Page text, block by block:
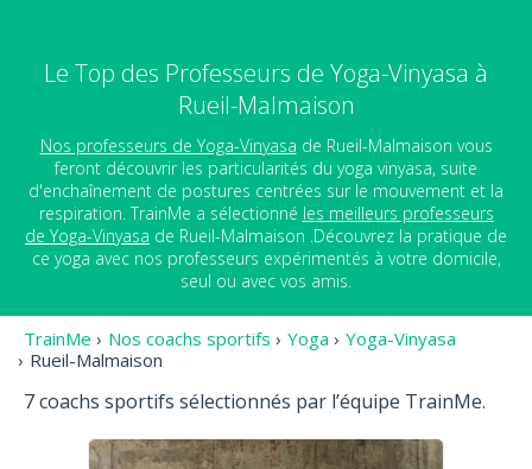
Le Top des Professeurs de Yoga-Vinyasa à
Rueil-Malmaison
Nos professeurs de Yoga-Vinyasa de Rueil-Malmaison vous
feront découvrir les particularités du yoga vinyasa, suite
d'enchaînement de postures centrées sur le mouvement et la
respiration. TrainMe a sélectionné les meilleurs professeurs
de Yoga-Vinyasa de Rueil-Malmaison .Découvrez la pratique de
ce yoga avec nos professeurs expérimentés à votre domicile,
seul ou avec vos amis.
TrainMe › Nos coachs sportifs › Yoga › Yoga-Vinyasa
› Rueil-Malmaison
7 coachs sportifs sélectionnés par l’équipe TrainMe.